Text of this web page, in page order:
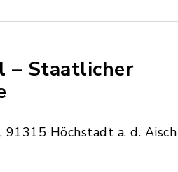
– Staatlicher
Höchstadt a. d. Aisch